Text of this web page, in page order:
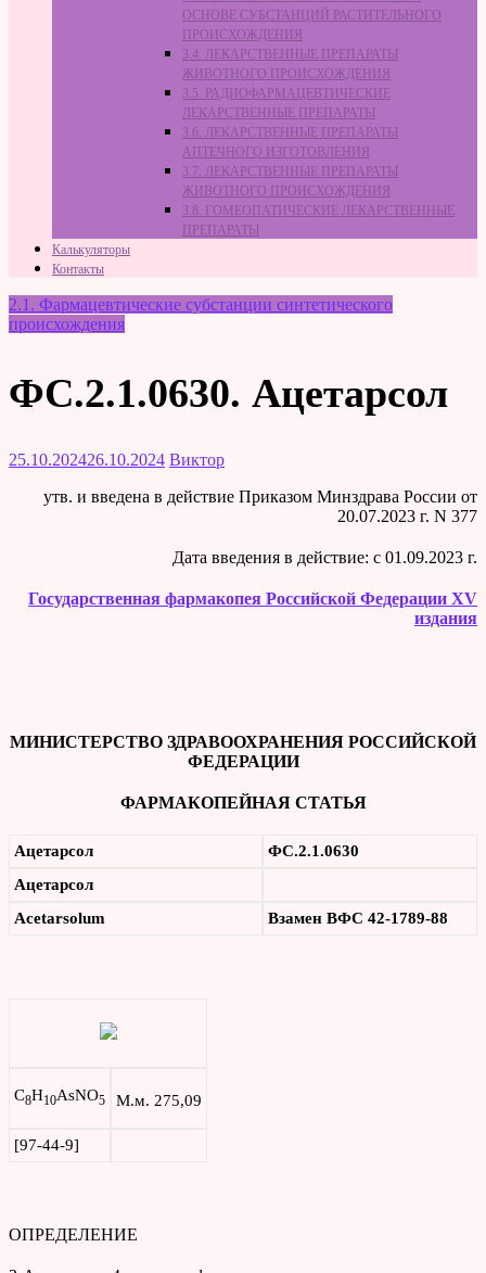
ОСНОВЕ СУБСТАНЦИЙ РАСТИТЕЛЬНОГО
ПРОИСХОЖДЕНИЯ
3.4. ЛЕКАРСТВЕННЫЕ ПРЕПАРАТЫ
ЖИВОТНОГО ПРОИСХОЖДЕНИЯ
3.5. РАДИОФАРМАЦЕВТИЧЕСКИЕ
ЛЕКАРСТВЕННЫЕ ПРЕПАРАТЫ
3.6. ЛЕКАРСТВЕННЫЕ ПРЕПАРАТЫ
АПТЕЧНОГО ИЗГОТОВЛЕНИЯ
3.7. ЛЕКАРСТВЕННЫЕ ПРЕПАРАТЫ
ЖИВОТНОГО ПРОИСХОЖДЕНИЯ
3.8. ГОМЕОПАТИЧЕСКИЕ ЛЕКАРСТВЕННЫЕ
ПРЕПАРАТЫ
Калькуляторы
Контакты
2.1. Фармацевтические субстанции синтетического
происхождения
ФС.2.1.0630. Ацетарсол
25.10.202426.10.2024 Виктор
утв. и введена в действие Приказом Минздрава России от
20.07.2023 г. N 377
Дата введения в действие: c 01.09.2023 г.
Государственная фармакопея Российской Федерации XV
издания
МИНИСТЕРСТВО ЗДРАВООХРАНЕНИЯ РОССИЙСКОЙ
ФЕДЕРАЦИИ
ФАРМАКОПЕЙНАЯ СТАТЬЯ
Ацетарсол
ФС.2.1.0630
Ацетарсол
Acetarsolum
Взамен ВФС 42-1789-88
C8H10AsNO5 М.м. 275,09
[97-44-9]
ОПРЕДЕЛЕНИЕ